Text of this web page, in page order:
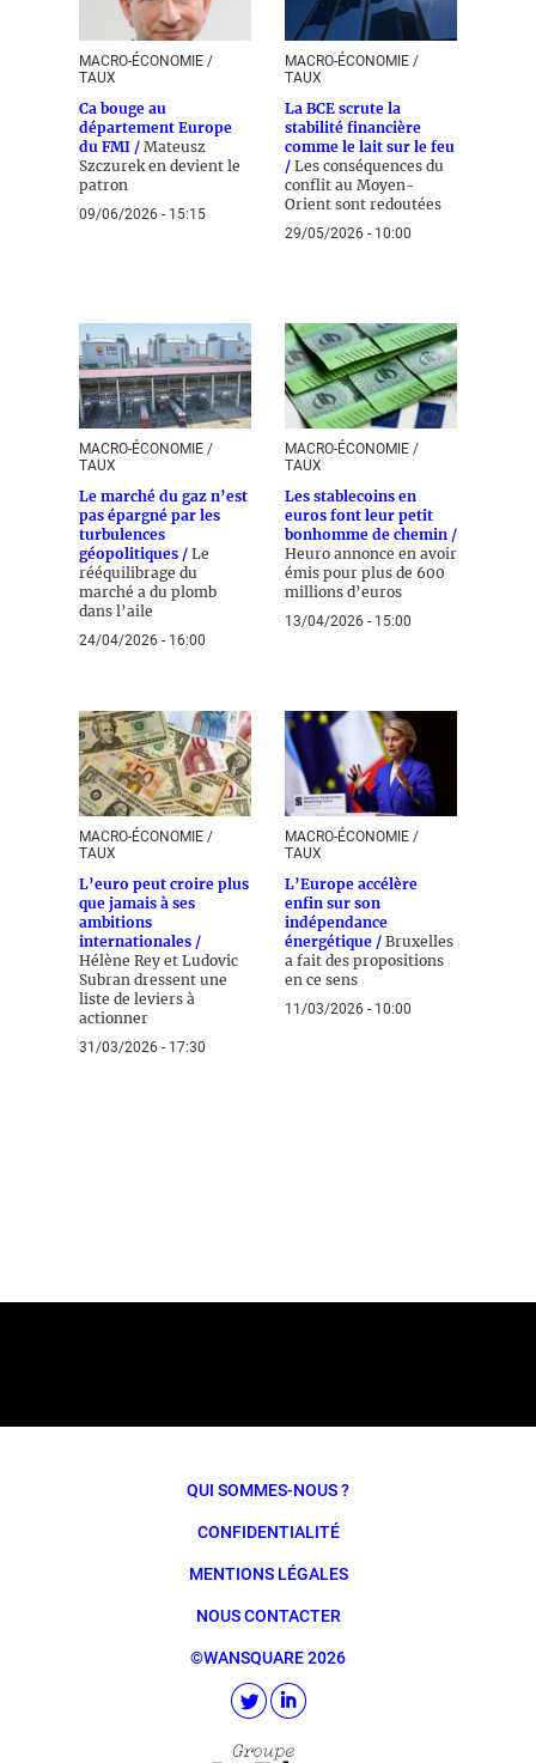
MACRO-ÉCONOMIE /
TAUX
Ca bouge au
département Europe
du FMI / Mateusz
Szczurek en devient le
patron
09/06/2026 - 15:15
MACRO-ÉCONOMIE /
TAUX
La BCE scrute la
stabilité financière
comme le lait sur le feu
/ Les conséquences du
conflit au Moyen-
Orient sont redoutées
29/05/2026 - 10:00
MACRO-ÉCONOMIE /
TAUX
Le marché du gaz n’est
pas épargné par les
turbulences
géopolitiques / Le
rééquilibrage du
marché a du plomb
dans l’aile
24/04/2026 - 16:00
MACRO-ÉCONOMIE /
TAUX
Les stablecoins en
euros font leur petit
bonhomme de chemin /
Heuro annonce en avoir
émis pour plus de 600
millions d’euros
13/04/2026 - 15:00
MACRO-ÉCONOMIE /
TAUX
L’euro peut croire plus
que jamais à ses
ambitions
internationales /
Hélène Rey et Ludovic
Subran dressent une
liste de leviers à
actionner
31/03/2026 - 17:30
MACRO-ÉCONOMIE /
TAUX
L’Europe accélère
enfin sur son
indépendance
énergétique / Bruxelles
a fait des propositions
en ce sens
11/03/2026 - 10:00
QUI SOMMES-NOUS ?
CONFIDENTIALITÉ
MENTIONS LÉGALES
NOUS CONTACTER
©WANSQUARE 2026